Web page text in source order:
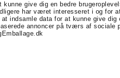
give dig en bedre
har været interesseret i og for
indsamle data for at kunne give dig
annoncer på tværs af sociale
E-mail :
Linkedin